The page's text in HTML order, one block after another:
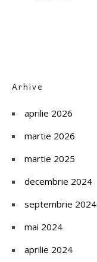
Arhive
aprilie 2026
martie 2026
martie 2025
decembrie 2024
septembrie 2024
mai 2024
aprilie 2024